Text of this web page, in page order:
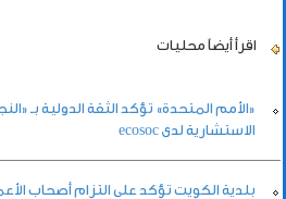
اقرأ أيضاً محليات
«الأمم المتحدة» تؤكد الثقة الدولية بـ
الاستشارية لدى ecosoc
بلدية الكويت تؤكد على التزام أصحاب